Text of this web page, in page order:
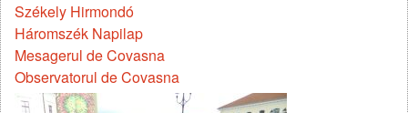
Székely Hirmondó
Háromszék Napilap
Mesagerul de Covasna
Observatorul de Covasna